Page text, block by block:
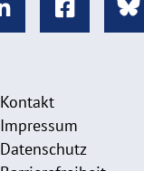
Kontakt
Impressum
Datenschutz